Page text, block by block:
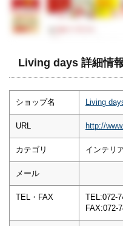
Living days 詳細情
ショップ名 Living
URL http://
カテゴリ インテリ
メール
TEL・FAX
TEL:072-
FAX:072-